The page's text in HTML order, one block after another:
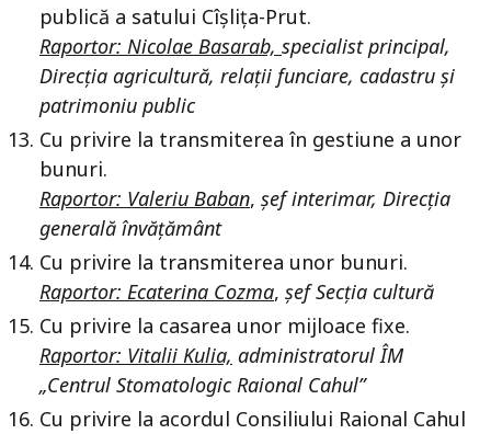
publică a satului Cîșlița-Prut.
Raportor: Nicolae Basarab, specialist principal,
Direcția agricultură, relații funciare, cadastru și
patrimoniu public
Cu privire la transmiterea în gestiune a unor
bunuri.
Raportor: Valeriu Baban, șef interimar, Direcția
generală învățământ
Cu privire la transmiterea unor bunuri.
Raportor: Ecaterina Cozma, șef Secția cultură
Cu privire la casarea unor mijloace fixe.
Raportor: Vitalii Kulia, administratorul ÎM
„Centrul Stomatologic Raional Cahul”
Cu privire la acordul Consiliului Raional Cahul